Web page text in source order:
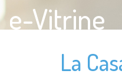
e-Vitrine
La